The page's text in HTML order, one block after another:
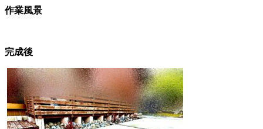
作業風景
完成後